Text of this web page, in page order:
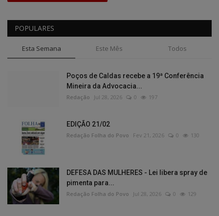
POPULARES
Esta Semana Este Mês Todos
Poços de Caldas recebe a 19ª Conferência
Mineira da Advocacia...
Redação Jul 28, 2026 0 197
EDIÇÃO 21/02
Redação Folha do Povo Fev 21, 2026 0 130
DEFESA DAS MULHERES - Lei libera spray de
pimenta para...
Redação Folha do Povo Jul 28, 2026 0 129